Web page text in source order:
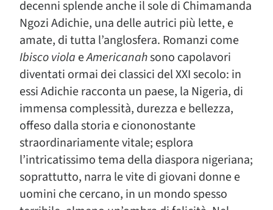
decenni splende anche il sole di Chimamanda
Ngozi Adichie, una delle autrici più lette, e
amate, di tutta l’anglosfera. Romanzi come
Ibisco viola eAmericanahsono capolavori
diventati ormai dei classici del XXI secolo: in
essi Adichie racconta un paese, la Nigeria, di
immensa complessità, durezza e bellezza,
offeso dalla storia e ciononostante
straordinariamente vitale; esplora
l’intricatissimo tema della diaspora nigeriana;
soprattutto, narra le vite di giovani donne e
uomini che cercano, in un mondo spesso